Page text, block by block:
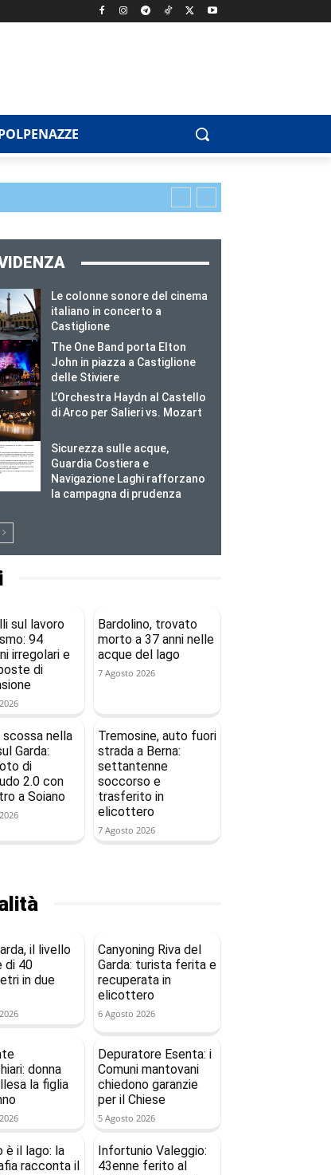
Le colonne sonore del cinema
italiano in concerto a
Castiglione
The One Band porta Elton
John in piazza a Castiglione
delle Stiviere
L’Orchestra Haydn al Castello
di Arco per Salieri vs. Mozart
Sicurezza sulle acque,
Guardia Costiera e
Navigazione Laghi rafforzano
la campagna di prudenza
sul lavoro
94
irregolari e
di
Bardolino, trovato
morto a 37 anni nelle
acque del lago
7 Agosto 2026
scossa nella
Garda:
di
2.0 con
a Soiano
Tremosine, auto fuori
strada a Berna:
settantenne
soccorso e
trasferito in
elicottero
7 Agosto 2026
il livello
di 40
in due
Canyoning Riva del
Garda: turista ferita e
recuperata in
elicottero
6 Agosto 2026
donna
la figlia
Depuratore Esenta: i
Comuni mantovani
chiedono garanzie
per il Chiese
5 Agosto 2026
è il lago: la
racconta il
Infortunio Valeggio:
43enne ferito al